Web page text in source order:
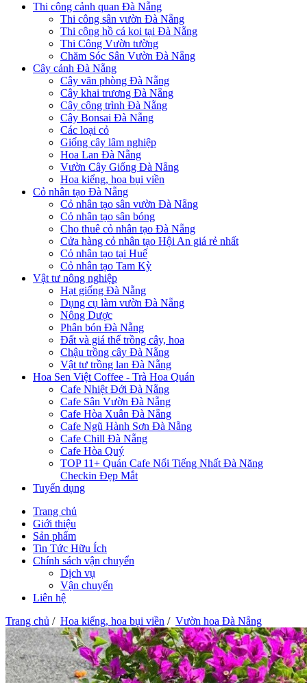
Thi công cảnh quan Đà Nẵng
Thi công sân vườn Đà Nẵng
Thi công hồ cá koi tại Đà Nẵng
Thi Công Vườn tường
Chăm Sóc Sân Vườn Đà Nẵng
Cây cảnh Đà Nẵng
Cây văn phòng Đà Nẵng
Cây khai trương Đà Nẵng
Cây công trình Đà Nẵng
Cây Bonsai Đà Nẵng
Các loại cỏ
Giống cây lâm nghiệp
Hoa Lan Đà Nẵng
Vườn Cây Giống Đà Nẵng
Hoa kiểng, hoa bụi viền
Cỏ nhân tạo Đà Nẵng
Cỏ nhân tạo sân vườn Đà Nẵng
Cỏ nhân tạo sân bóng
Cho thuê cỏ nhân tạo Đà Nẵng
Cửa hàng cỏ nhân tạo Hội An giá rẻ nhất
Cỏ nhân tạo tại Huế
Cỏ nhân tạo Tam Kỳ
Vật tư nông nghiệp
Hạt giống Đà Nẵng
Dụng cụ làm vườn Đà Nẵng
Nông Dược
Phân bón Đà Nẵng
Đất và giá thể trồng cây, hoa
Chậu trồng cây Đà Nẵng
Vật tư trồng lan Đà Nẵng
Hoa Sen Việt Coffee - Trà Hoa Quán
Cafe Nhiệt Đới Đà Nẵng
Cafe Sân Vườn Đà Nẵng
Cafe Hòa Xuân Đà Nẵng
Cafe Ngũ Hành Sơn Đà Nẵng
Cafe Chill Đà Nẵng
Cafe Hòa Quý
TOP 11+ Quán Cafe Nổi Tiếng Nhất Đà Năng
Checkin Đẹp Mắt
Tuyển dụng
Trang chủ
Giới thiệu
Sản phẩm
Tin Tức Hữu Ích
Chính sách vận chuyển
Dịch vụ
Vận chuyển
Liên hệ
Trang chủ / Hoa kiểng, hoa bụi viền / Vườn hoa Đà Nẵng